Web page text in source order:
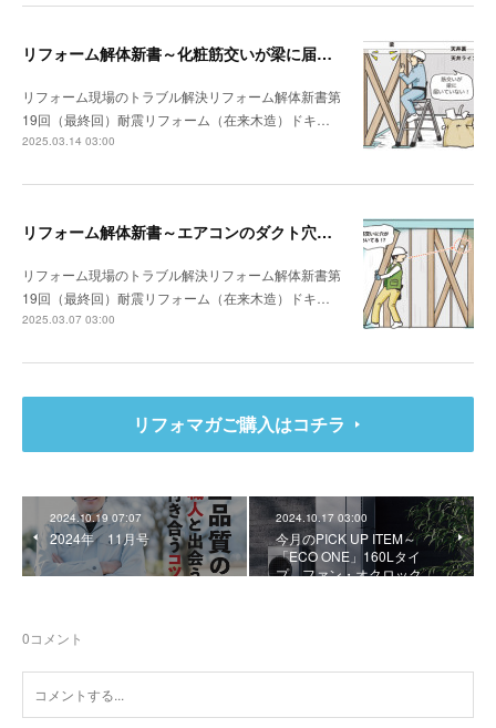
リフォーム解体新書～化粧筋交いが梁に届いていなかった
リフォーム現場のトラブル解決リフォーム解体新書第
19回（最終回）耐震リフォーム（在来木造）ドキ…
2025.03.14 03:00
リフォーム解体新書～エアコンのダクト穴が筋交いを貫通していた
リフォーム現場のトラブル解決リフォーム解体新書第
19回（最終回）耐震リフォーム（在来木造）ドキ…
2025.03.07 03:00
リフォマガご購入はコチラ
2024.10.19 07:07
2024年 11月号
2024.10.17 03:00
今月のPICK UP ITEM～
「ECO ONE」160Lタイ
プ、ファン・オクロック …
0コメント